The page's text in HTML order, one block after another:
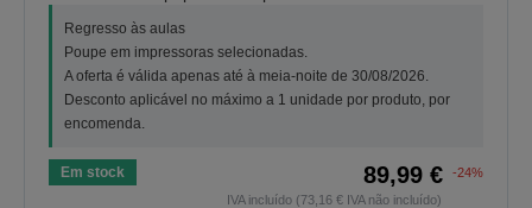
Regresso às aulas
Poupe em impressoras selecionadas.
A oferta é válida apenas até à meia-noite de 30/08/2026.
Desconto aplicável no máximo a 1 unidade por produto, por
encomenda.
Em stock 89,99 €
-24%
IVA incluído (73,16 € IVA não incluído)